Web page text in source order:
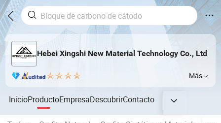
Hebei Xingshi New Material Technology Co., Ltd
Más
InicioProductoEmpresaDescubrirContacto